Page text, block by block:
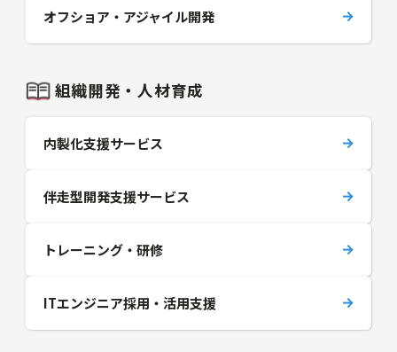
オフショア・アジャイル開発
組織開発・人材育成
内製化支援サービス
伴走型開発支援サービス
トレーニング・研修
ITエンジニア採用・活用支援